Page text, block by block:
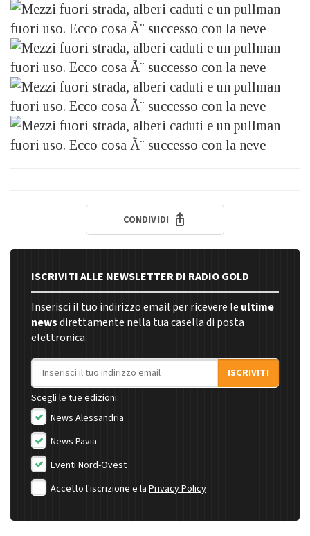
CONDIVIDI
ISCRIVITI ALLE NEWSLETTER DI RADIO GOLD
Inserisci il tuo indirizzo email per ricevere le ultime
newsdirettamente nella tua casella di posta
elettronica.
Indirizzo email
ISCRIVITI
Scegli le tue edizioni:
News Alessandria
News Pavia
Eventi Nord-Ovest
Accetto l'iscrizione e la Privacy Policy